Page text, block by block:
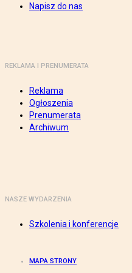
Napisz do nas
REKLAMA I PRENUMERATA
Reklama
Ogłoszenia
Prenumerata
Archiwum
NASZE WYDARZENIA
Szkolenia i konferencje
MAPA STRONY